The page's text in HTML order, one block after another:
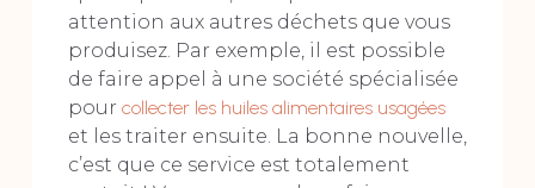
attention aux autres déchets que vous
produisez. Par exemple, il est possible
de faire appel à une société spécialisée
pour collecter les huiles alimentaires usagées
et les traiter ensuite. La bonne nouvelle,
c’est que ce service est totalement